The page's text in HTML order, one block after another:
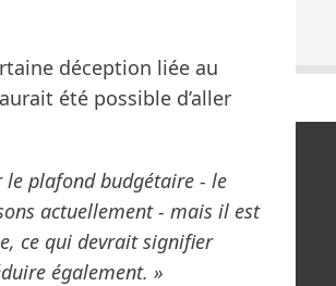
déception liée au
été possible d’aller
plafond budgétaire - le
actuellement - mais il est
ce qui devrait signifier
également. »